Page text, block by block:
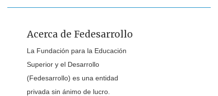
Acerca de Fedesarrollo
La Fundación para la Educación
Superior y el Desarrollo
(Fedesarrollo) es una entidad
privada sin ánimo de lucro.